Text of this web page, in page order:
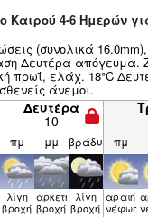
Καιρού 4-6 Ημερών
(συνολικά
Δευτέρα απόγευμα.
πρωΐ, ελάχ. 18°C
άνεμοι.
Δευτέρα
10
πμ μμ βράδυ πμ
λίγη
βροχή
αρκετή
βροχή
λίγη
βροχή
αραιή
νέφωση